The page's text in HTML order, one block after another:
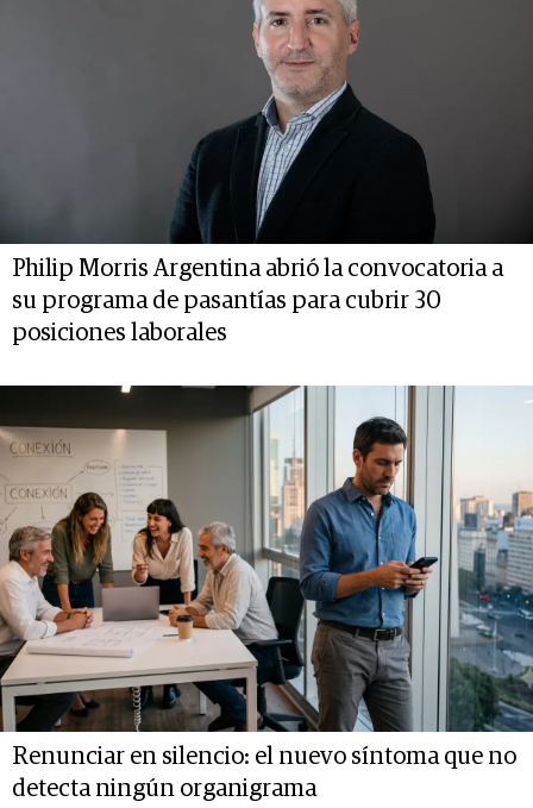
Philip Morris Argentina abrió la convocatoria a
su programa de pasantías para cubrir 30
posiciones laborales
Renunciar en silencio: el nuevo síntoma que no
detecta ningún organigrama